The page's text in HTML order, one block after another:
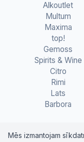
Alkoutlet
Multum
Maxima
top!
Gemoss
Spirits & Wine
Citro
Rimi
Lats
Barbora
Mēs izmantojam